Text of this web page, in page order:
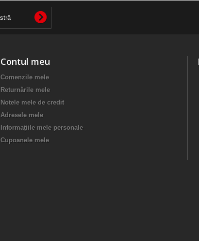
Contul meu
Comenzile mele
Returnările mele
Notele mele de credit
Adresele mele
Informațiile mele personale
Cupoanele mele